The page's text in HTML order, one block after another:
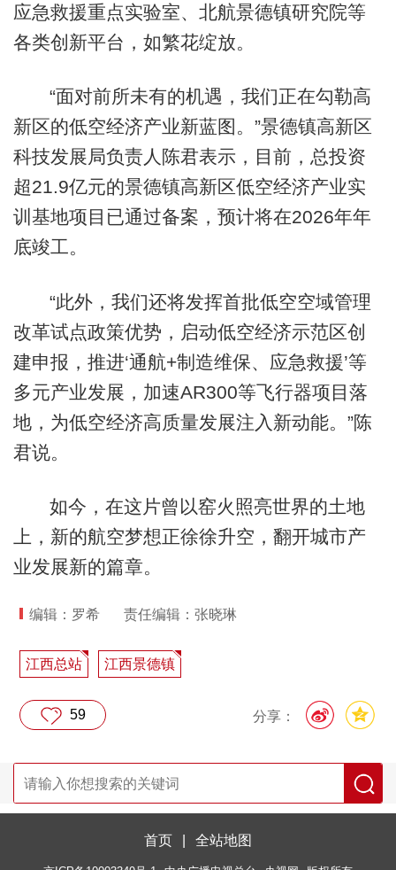
应急救援重点实验室、北航景德镇研究院等
各类创新平台，如繁花绽放。
“面对前所未有的机遇，我们正在勾勒高
新区的低空经济产业新蓝图。”景德镇高新区
科技发展局负责人陈君表示，目前，总投资
超21.9亿元的景德镇高新区低空经济产业实
训基地项目已通过备案，预计将在2026年年
底竣工。
“此外，我们还将发挥首批低空空域管理
改革试点政策优势，启动低空经济示范区创
建申报，推进‘通航+制造维保、应急救援’等
多元产业发展，加速AR300等飞行器项目落
地，为低空经济高质量发展注入新动能。”陈
君说。
如今，在这片曾以窑火照亮世界的土地
上，新的航空梦想正徐徐升空，翻开城市产
业发展新的篇章。
编辑：罗希 责任编辑：张晓琳
江西总站 江西景德镇
分享：
59
首页 全站地图